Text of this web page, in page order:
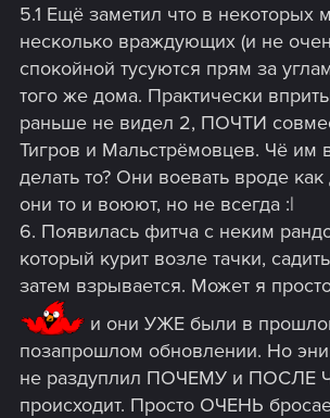
5.1 Ещё заметил что в некоторых
несколько враждующих (и не
спокойной тусуются прям за
того же дома. Практически
раньше не видел 2, ПОЧТИ
Тигров и Мальстрёмовцев. Чё им
делать то? Они воевать вроде
они то и воюют, но не всегда :|
6. Появилась фитча с неким
который курит возле тачки,
затем взрывается. Может я
и они УЖЕ были в
позапрошлом обновлении. Но
не раздуплил ПОЧЕМУ и ПОСЛЕ
происходит. Просто ОЧЕНЬ